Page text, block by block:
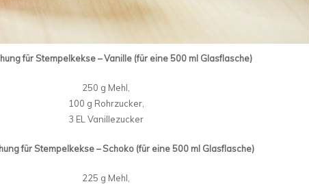
für Stempelkekse – Vanille (für eine 500 ml Glasflasche)
250 g Mehl,
100 g Rohrzucker,
3 EL Vanillezucker
für Stempelkekse – Schoko (für eine 500 ml Glasflasche)
225 g Mehl,